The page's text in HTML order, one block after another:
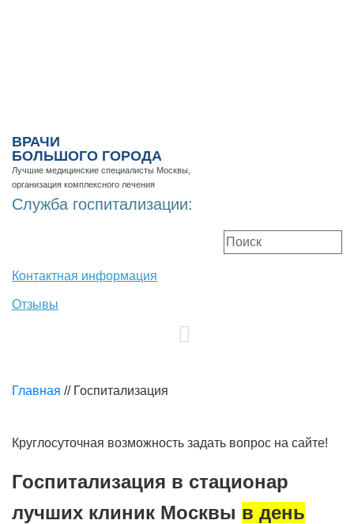
ВРАЧИ
БОЛЬШОГО ГОРОДА
Лучшие медицинские специалисты Москвы,
организация комплексного лечения
Служба госпитализации:
Контактная информация
Отзывы
Главная // Госпитализация
Круглосуточная возможность задать вопрос на сайте!
Госпитализация в стационар
лучших клиник Москвы в день